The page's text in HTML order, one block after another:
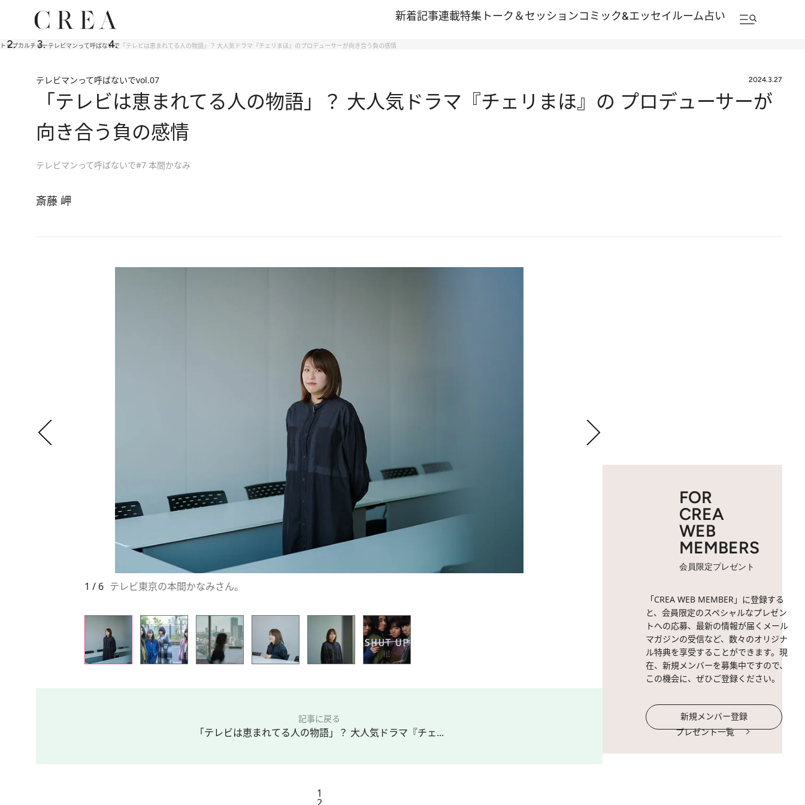
新着記事連載特集 トーク＆セッションコミック&エッセイルーム占い
トップカルチャーテレビマンって呼ばないで 「テレビは恵まれてる人の物語」？ 大人気ドラマ『チェリまほ』のプロデューサーが向き合う負の感情
テレビマンって呼ばないでvol.07 2024.3.27
「テレビは恵まれてる人の物語」？ 大人気ドラマ『チェリまほ』の プロデューサーが
向き合う負の感情
テレビマンって呼ばないで#7 本間かなみ
斎藤 岬
1 / 6 テレビ東京の本間かなみさん。
し……。©「SHUT UP」製作
記事に戻る
「テレビは恵まれてる人の物語」？ 大人気ドラマ『チェ...
1
FOR
CREA
WEB
MEMBERS
会員限定プレゼント
「CREA WEB MEMBER」に登録する
と、会員限定のスペシャルなプレゼン
トへの応募、最新の情報が届くメール
マガジンの受信など、数々のオリジナ
ル特典を享受することができます。現
在、新規メンバーを募集中ですので、
この機会に、ぜひご登録ください。
新規メンバー登録
プレゼント一覧